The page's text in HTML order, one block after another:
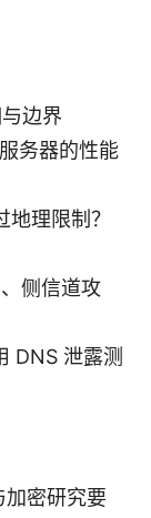
边界
务器的性能
理限制？
侧信道攻
DNS 泄露测
密研究要